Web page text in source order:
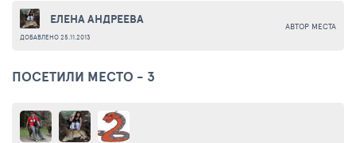
из-за ярмарок под открытым небом. В январе 2013 года на
площади был сооружен специальный Павильон М, где можно
найти интересующую информацию, а также побывать на
Вильнев-Баржемон привлекает туристов со всего мира не
теплым приемом местных жителей.
АВТОР МЕСТА
ЕЛЕНА АНДРЕЕВА
ДОБАВЛЕНО 25.11.2013
ПОСЕТИЛИ МЕСТО - 3